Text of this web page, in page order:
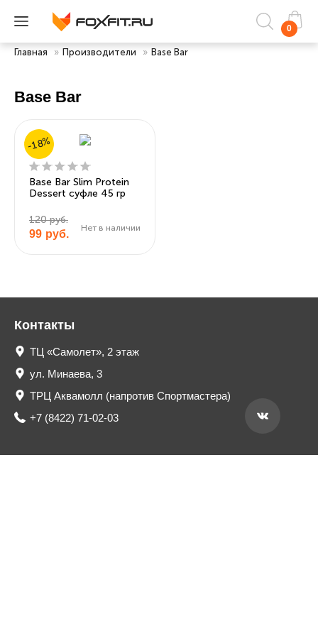
0
Главная » Производители » Base Bar
Base Bar
Base Bar Slim Protein
Dessert суфле 45 гр
120 руб.
99 руб.
Нет в наличии
-18%
Контакты
ТЦ «Самолет», 2 этаж
ул. Минаева, 3
ТРЦ Аквамолл (напротив Спортмастера)
+7 (8422) 71-02-03